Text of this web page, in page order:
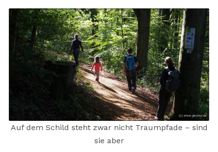
Auf dem Schild steht zwar nicht Traumpfade – sind
sie aber